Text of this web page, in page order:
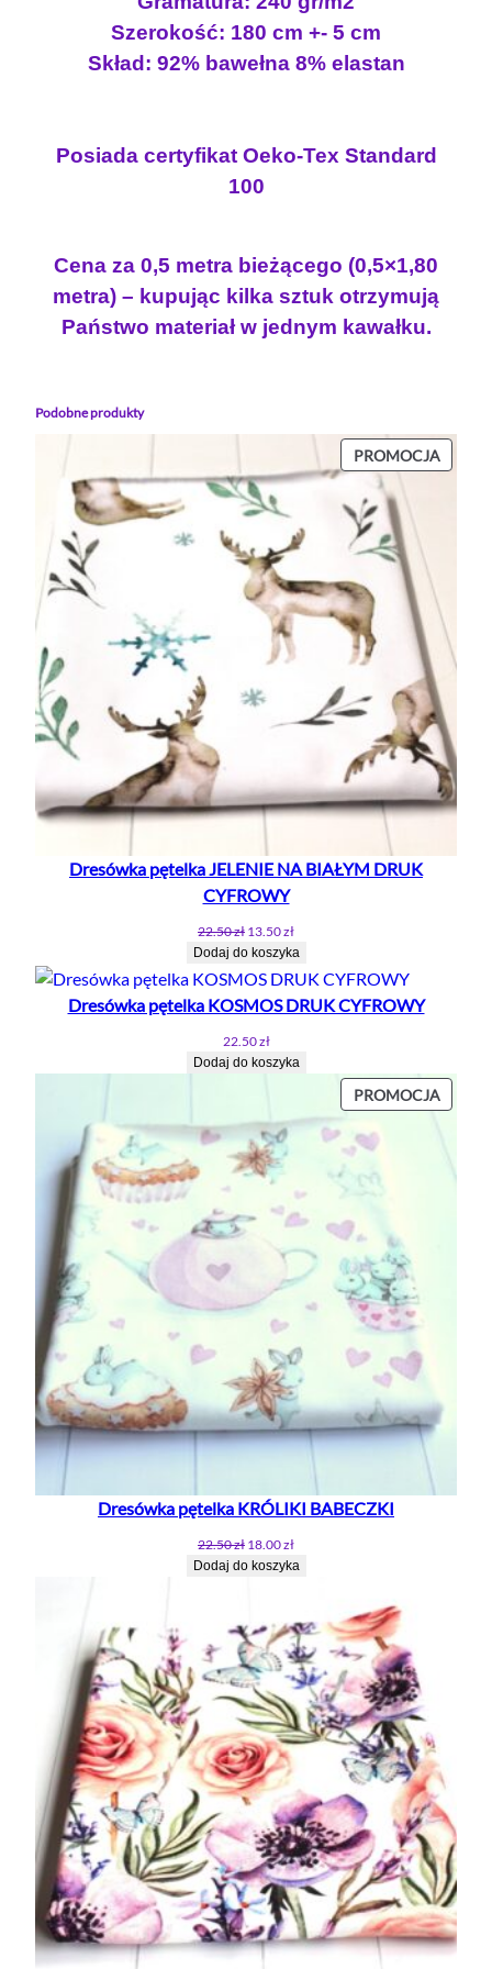
Szerokość: 180 cm +- 5 cm
Skład: 92% bawełna 8% elastan
Posiada certyfikat Oeko-Tex Standard
100
Cena za 0,5 metra bieżącego (0,5×1,80
metra) – kupując kilka sztuk otrzymują
Państwo materiał w jednym kawałku.
Podobne produkty
PROMOCJA
W
Dresówka pętelka JELENIE NA BIAŁYM DRUK
CYFROWY
22.50zł Pierwotna
cena
wynosiła:
22.50 zł.
13.50złAktualna
cena
wynosi:
13.50 zł.
Dodaj do koszyka
Dresówka pętelka KOSMOS DRUK CYFROWY
22.50zł
Dodaj do koszyka
PROMOCJA
W
Dresówka pętelka KRÓLIKI BABECZKI
22.50zł Pierwotna
cena
18.00złAktualna
cena
Dodaj do koszyka